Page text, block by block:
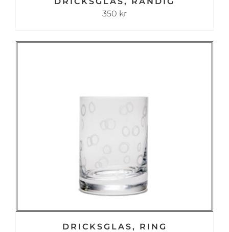
350 kr
DRICKSGLAS, RING